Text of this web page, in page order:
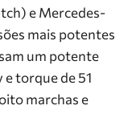
e Mercedes-
mais potentes
um potente
torque de 51
marchas e